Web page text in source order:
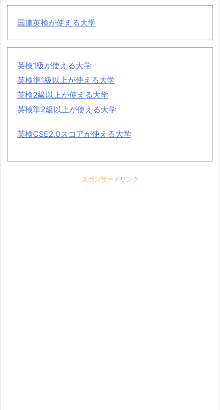
国連英検が使える大学
英検1級が使える大学
英検準1級以上が使える大学
英検2級以上が使える大学
英検準2級以上が使える大学
英検CSE2.0スコアが使える大学
スポンサードリンク